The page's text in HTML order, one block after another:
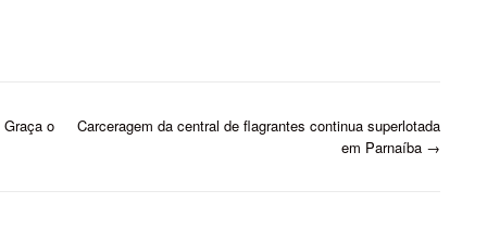
o
Carceragem da central de flagrantes continua superlotada
em Parnaíba →